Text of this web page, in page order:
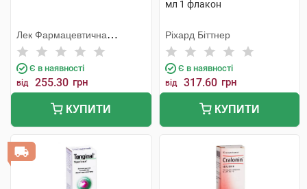
Лек Фармацевтична
компанія
Є в наявності
від 255.30 грн
КУПИТИ
мл 1 флакон
Ріхард Біттнер
Є в наявності
від 317.60 грн
КУПИТИ